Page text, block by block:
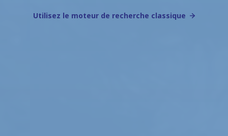
Utilisez le moteur de recherche classique